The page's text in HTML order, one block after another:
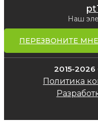
Наш
ПЕРЕЗВОНИТЕ МНЕ
2015-
Политика